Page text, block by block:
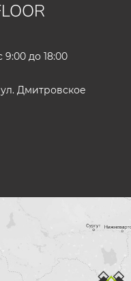
до 18:00
Дмитровское